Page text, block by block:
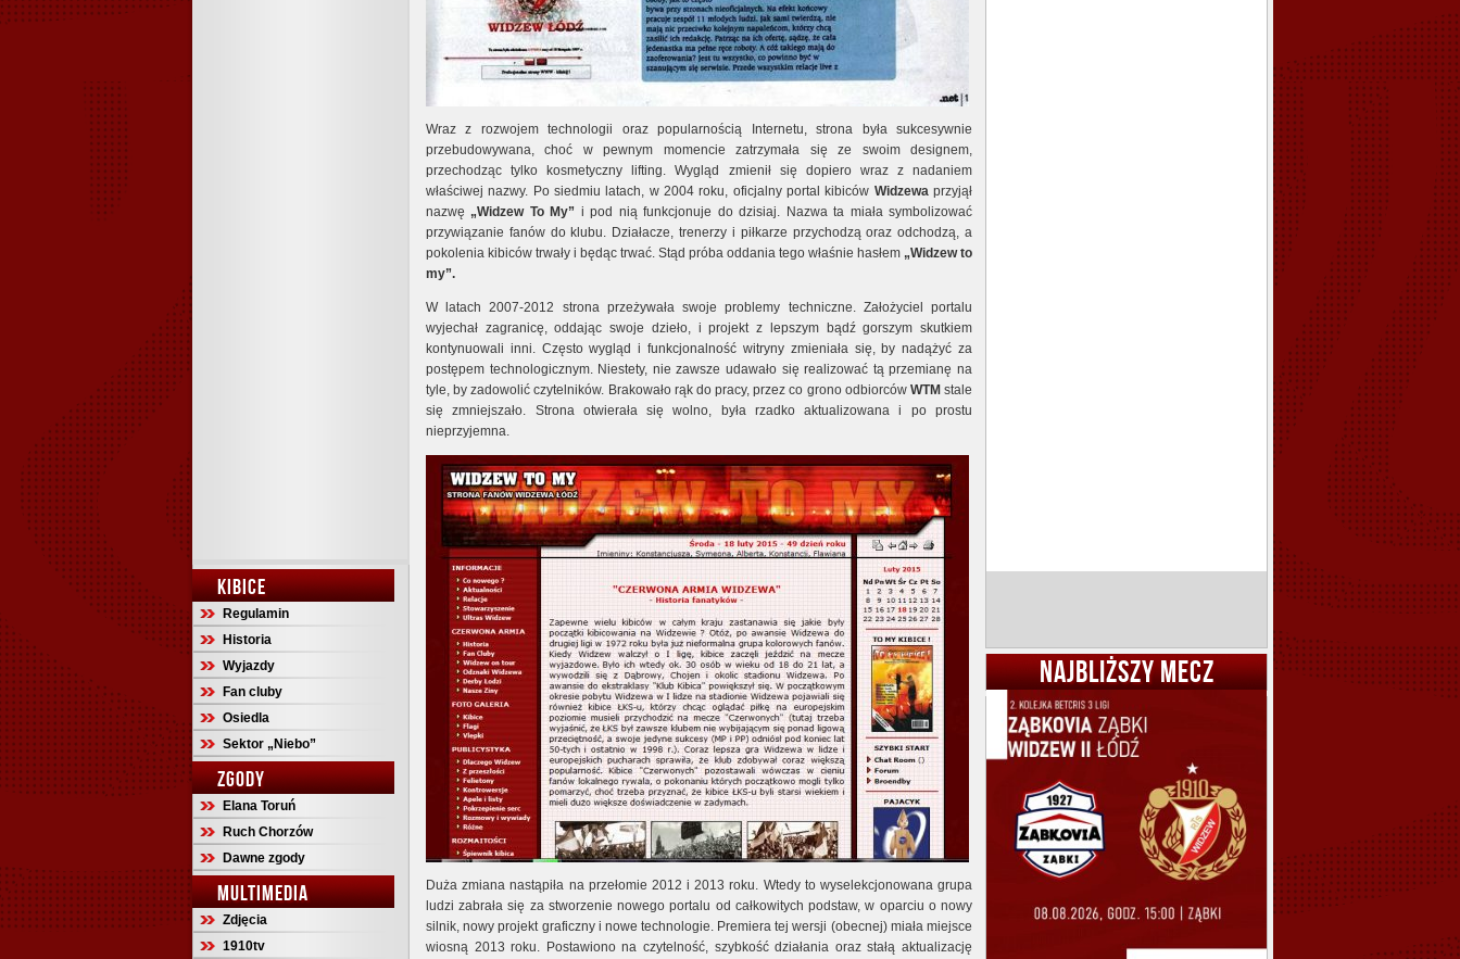
KIBICE
Regulamin
Historia
Wyjazdy
Fan cluby
Osiedla
Sektor „Niebo”
ZGODY
Elana Toruń
Ruch Chorzów
Dawne zgody
MULTIMEDIA
Zdjęcia
1910tv
Wraz z rozwojem technologii oraz popularnością Internetu, strona była sukcesywnie
przebudowywana, choć w pewnym momencie zatrzymała się ze swoim designem,
przechodząc tylko kosmetyczny lifting. Wygląd zmienił się dopiero wraz z nadaniem
właściwej nazwy. Po siedmiu latach, w 2004 roku, oficjalny portal kibiców Widzewaprzyjął
nazwę „Widzew To My” i pod nią funkcjonuje do dzisiaj. Nazwa ta miała symbolizować
przywiązanie fanów do klubu. Działacze, trenerzy i piłkarze przychodzą oraz odchodzą, a
pokolenia kibiców trwały i będąc trwać. Stąd próba oddania tego właśnie hasłem „Widzew to
my”.
W latach 2007-2012 strona przeżywała swoje problemy techniczne. Założyciel portalu
wyjechał zagranicę, oddając swoje dzieło, i projekt z lepszym bądź gorszym skutkiem
kontynuowali inni. Często wygląd i funkcjonalność witryny zmieniała się, by nadążyć za
postępem technologicznym. Niestety, nie zawsze udawało się realizować tą przemianę na
tyle, by zadowolić czytelników. Brakowało rąk do pracy, przez co grono odbiorców WTM stale
się zmniejszało. Strona otwierała się wolno, była rzadko aktualizowana i po prostu
nieprzyjemna.
Duża zmiana nastąpiła na przełomie 2012 i 2013 roku. Wtedy to wyselekcjonowana grupa
ludzi zabrała się za stworzenie nowego portalu od całkowitych podstaw, w oparciu o nowy
silnik, nowy projekt graficzny i nowe technologie. Premiera tej wersji (obecnej) miała miejsce
wiosną 2013 roku. Postawiono na czytelność, szybkość działania oraz stałą aktualizację
NAJBLIŻSZY MECZ